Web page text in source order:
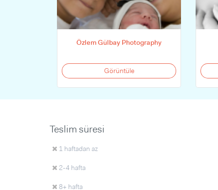
Özlem Gülbay Photography
Görüntüle
Teslim süresi
1 haftadan az
2-4 hafta
8+ hafta